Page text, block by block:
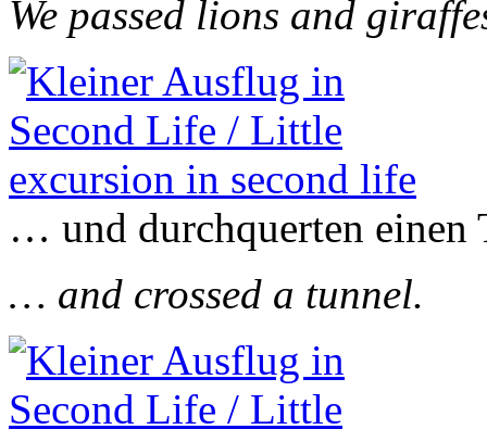
We passed lions and
… und durchquerten einen
… and crossed a tunnel.